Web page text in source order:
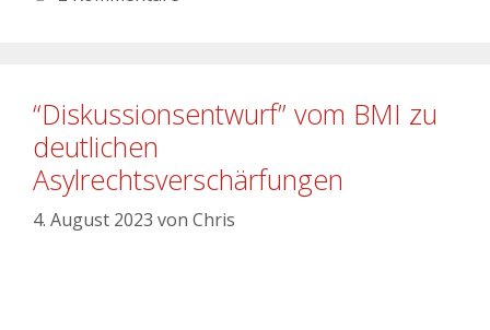
“Diskussionsentwurf” vom BMI zu
deutlichen
Asylrechtsverschärfungen
4. August 2023 von Chris